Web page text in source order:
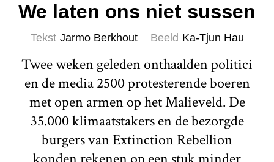
We laten ons niet sussen
Tekst Jarmo Berkhout Beeld Ka-Tjun Hau
Twee weken geleden onthaalden politici
en de media 2500 protesterende boeren
met open armen op het Malieveld. De
35.000 klimaatstakers en de bezorgde
burgers van Extinction Rebellion